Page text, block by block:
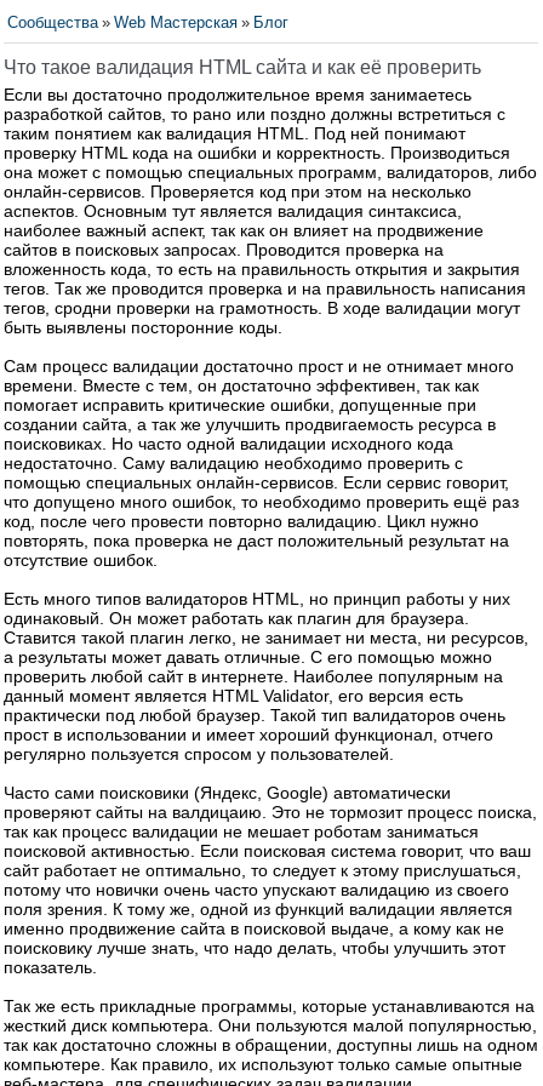
Сообщества » Web Мастерская » Блог
Что такое валидация HTML сайта и как её проверить
Если вы достаточно продолжительное время занимаетесь
разработкой сайтов, то рано или поздно должны встретиться с
таким понятием как валидация HTML. Под ней понимают
проверку HTML кода на ошибки и корректность. Производиться
она может с помощью специальных программ, валидаторов, либо
онлайн-сервисов. Проверяется код при этом на несколько
аспектов. Основным тут является валидация синтаксиса,
наиболее важный аспект, так как он влияет на продвижение
сайтов в поисковых запросах. Проводится проверка на
вложенность кода, то есть на правильность открытия и закрытия
тегов. Так же проводится проверка и на правильность написания
тегов, сродни проверки на грамотность. В ходе валидации могут
быть выявлены посторонние коды.
Сам процесс валидации достаточно прост и не отнимает много
времени. Вместе с тем, он достаточно эффективен, так как
помогает исправить критические ошибки, допущенные при
создании сайта, а так же улучшить продвигаемость ресурса в
поисковиках. Но часто одной валидации исходного кода
недостаточно. Саму валидацию необходимо проверить с
помощью специальных онлайн-сервисов. Если сервис говорит,
что допущено много ошибок, то необходимо проверить ещё раз
код, после чего провести повторно валидацию. Цикл нужно
повторять, пока проверка не даст положительный результат на
отсутствие ошибок.
Есть много типов валидаторов HTML, но принцип работы у них
одинаковый. Он может работать как плагин для браузера.
Ставится такой плагин легко, не занимает ни места, ни ресурсов,
а результаты может давать отличные. С его помощью можно
проверить любой сайт в интернете. Наиболее популярным на
данный момент является HTML Validator, его версия есть
практически под любой браузер. Такой тип валидаторов очень
прост в использовании и имеет хороший функционал, отчего
регулярно пользуется спросом у пользователей.
Часто сами поисковики (Яндекс, Google) автоматически
проверяют сайты на валдицаию. Это не тормозит процесс поиска,
так как процесс валидации не мешает роботам заниматься
поисковой активностью. Если поисковая система говорит, что ваш
сайт работает не оптимально, то следует к этому прислушаться,
потому что новички очень часто упускают валидацию из своего
поля зрения. К тому же, одной из функций валидации является
именно продвижение сайта в поисковой выдаче, а кому как не
поисковику лучше знать, что надо делать, чтобы улучшить этот
показатель.
Так же есть прикладные программы, которые устанавливаются на
жесткий диск компьютера. Они пользуются малой популярностью,
так как достаточно сложны в обращении, доступны лишь на одном
компьютере. Как правило, их используют только самые опытные